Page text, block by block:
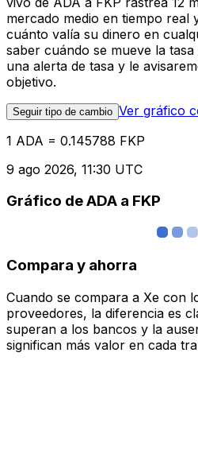
mercado medio en tiempo real
cuánto valía su dinero en
saber cuándo se mueve la
una alerta de tasa y le
objetivo.
Seguir tipo de cambio Ver gráfico
1 ADA = 0.145788 FKP
9 ago 2026, 11:30 UTC
Gráfico de ADA a FKP
Compara y ahorra
Cuando se compara a Xe con
proveedores, la diferencia es
superan a los bancos y la
significan más valor en cada